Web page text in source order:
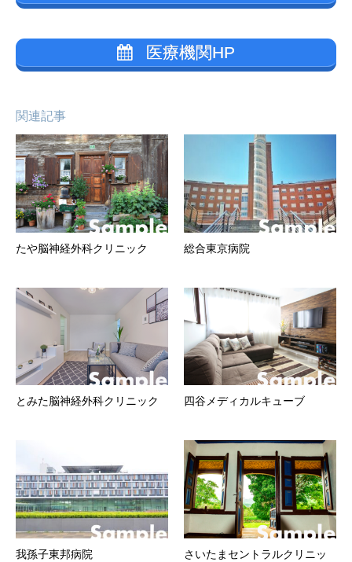
医療機関HP
関連記事
たや脳神経外科クリニック 総合東京病院
とみた脳神経外科クリニック 四谷メディカルキューブ
我孫子東邦病院
さいたまセントラルクリニッ